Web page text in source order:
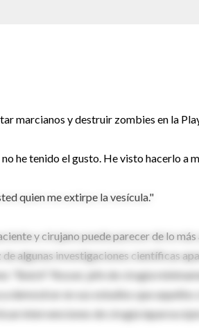
marcianos y destruir zombies en la
he tenido el gusto. He visto hacerlo a
quien me extirpe la vesícula."
y cirujano puede parecer de lo más
algunas investigaciones científicas
"Butch" Rosser, jefe de cirugía
demostrar en sus estudios que
intervenciones de cirugía